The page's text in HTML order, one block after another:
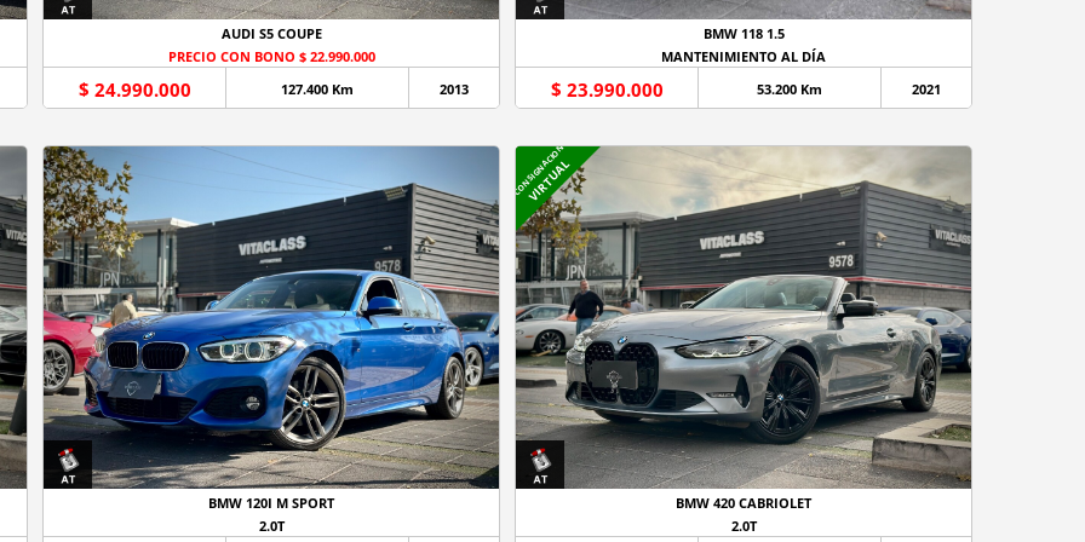
AUDI S5 COUPE
PRECIO CON BONO $ 22.990.000
$ 24.990.000 127.400 Km 2013
BMW 118 1.5
MANTENIMIENTO AL DÍA
$ 23.990.000 53.200 Km 2021
BMW 120I M SPORT
2.0T
CONSIGNACION
VIRTUAL
BMW 420 CABRIOLET
2.0T